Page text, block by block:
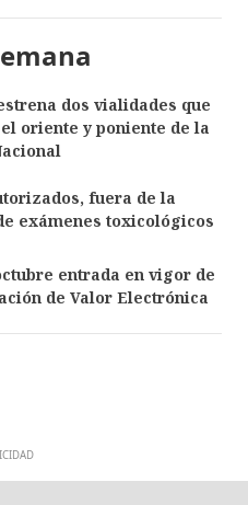
dos vialidades que
oriente y poniente de la
fuera de la
exámenes toxicológicos
entrada en vigor de
de Valor Electrónica